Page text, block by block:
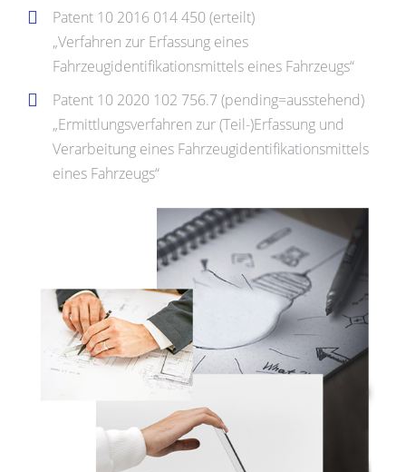
Patent 10 2016 014 450 (erteilt)
„Verfahren zur Erfassung eines
Fahrzeugidentifikationsmittels eines Fahrzeugs“
Patent 10 2020 102 756.7 (pending=ausstehend)
„Ermittlungsverfahren zur (Teil-)Erfassung und
Verarbeitung eines Fahrzeugidentifikationsmittels
eines Fahrzeugs“